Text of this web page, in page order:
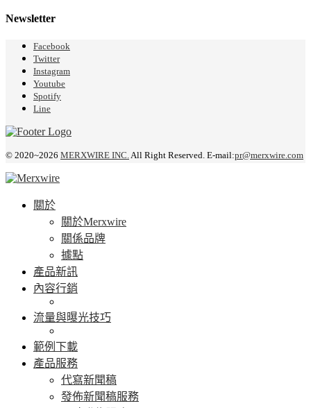
Newsletter
Facebook
Twitter
Instagram
Youtube
Spotify
Line
© 2020~2026 MERXWIRE INC.All Right Reserved. E-mail:pr@merxwire.com
關於
關於Merxwire
關係品牌
據點
產品新訊
內容行銷
流量與曝光技巧
範例下載
產品服務
代寫新聞稿
發佈新聞稿服務